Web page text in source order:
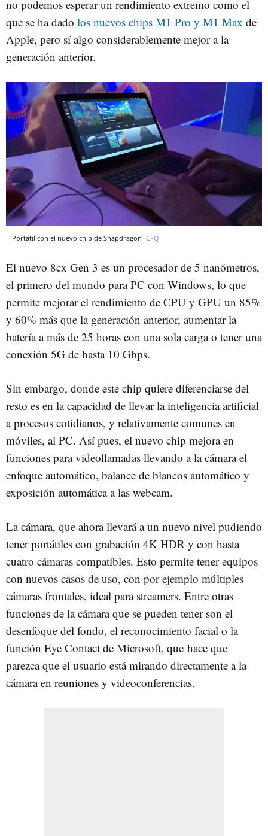
no podemos esperar un rendimiento extremo como el
que se ha dado los nuevos chips M1 Pro y M1 Max de
Apple, pero sí algo considerablemente mejor a la
generación anterior.
Portátil con el nuevo chip de Snapdragon CFQ
El nuevo 8cx Gen 3 es un procesador de 5 nanómetros,
el primero del mundo para PC con Windows, lo que
permite mejorar el rendimiento de CPU y GPU un 85%
y 60% más que la generación anterior, aumentar la
batería a más de 25 horas con una sola carga o tener una
conexión 5G de hasta 10 Gbps.
Sin embargo, donde este chip quiere diferenciarse del
resto es en la capacidad de llevar la inteligencia artificial
a procesos cotidianos, y relativamente comunes en
móviles, al PC. Así pues, el nuevo chip mejora en
funciones para videollamadas llevando a la cámara el
enfoque automático, balance de blancos automático y
exposición automática a las webcam.
La cámara, que ahora llevará a un nuevo nivel pudiendo
tener portátiles con grabación 4K HDR y con hasta
cuatro cámaras compatibles. Esto permite tener equipos
con nuevos casos de uso, con por ejemplo múltiples
cámaras frontales, ideal para streamers. Entre otras
funciones de la cámara que se pueden tener son el
desenfoque del fondo, el reconocimiento facial o la
función Eye Contact de Microsoft, que hace que
parezca que el usuario está mirando directamente a la
cámara en reuniones y videoconferencias.